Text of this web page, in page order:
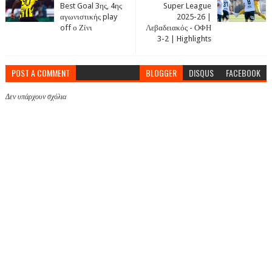
Super League
2025-26 |
Λεβαδειακός - ΟΦΗ
3-2 | Highlights
Best Goal 3ης, 4ης
αγωνιστικής play
off ο Ζίνι
POST A COMMENT BLOGGER DISQUS FACEBOOK
Δεν υπάρχουν σχόλια